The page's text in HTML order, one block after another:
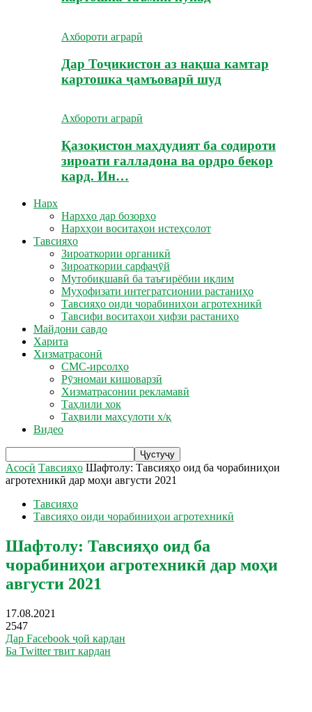
Ахбороти аграрӣ
Дар Тоҷикистон аз нақша камтар
картошка ҷамъоварӣ шуд
Ахбороти аграрӣ
Қазоқистон маҳдудият ба содироти
зироати ғалладона ва ордро бекор
кард. Ин…
Нарх
Нархҳо дар бозорҳо
Нархҳои воситаҳои истеҳсолот
Тавсияҳо
Зироаткории органикӣ
Зироаткории сарфаҷӯй
Мутобиқшавӣ ба таъғирёбии иқлим
Муҳофизати интегратсионии растаниҳо
Тавсияҳо оиди чорабиниҳои агротехникӣ
Тавсифи воситаҳои ҳифзи растаниҳо
Майдони савдо
Харита
Хизматрасонӣ
СМС-ирсолҳо
Рӯзномаи кишоварзӣ
Хизматрасонии рекламавӣ
Таҳлили хок
Таҳвили маҳсулоти х/қ
Видео
Асосӣ Тавсияҳо Шафтолу: Тавсияҳо оид ба чорабиниҳои
агротехникӣ дар моҳи августи 2021
Тавсияҳо
Тавсияҳо оиди чорабиниҳои агротехникӣ
Шафтолу: Тавсияҳо оид ба
чорабиниҳои агротехникӣ дар моҳи
августи 2021
17.08.2021
2547
Дар Facebook ҷой кардан
Ба Twitter твит кардан